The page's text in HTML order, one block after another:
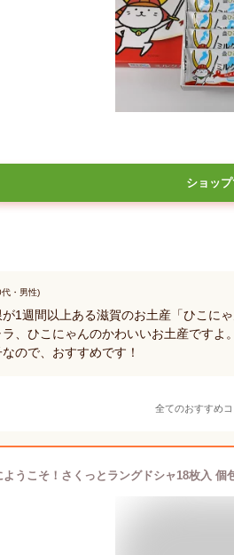
ショッ
・男性)
1週間以上ある滋賀のお土産「ひこに
ラ、ひこにゃんのかわいいお土産です
ので、おすすめです！
全てのおすすめコ